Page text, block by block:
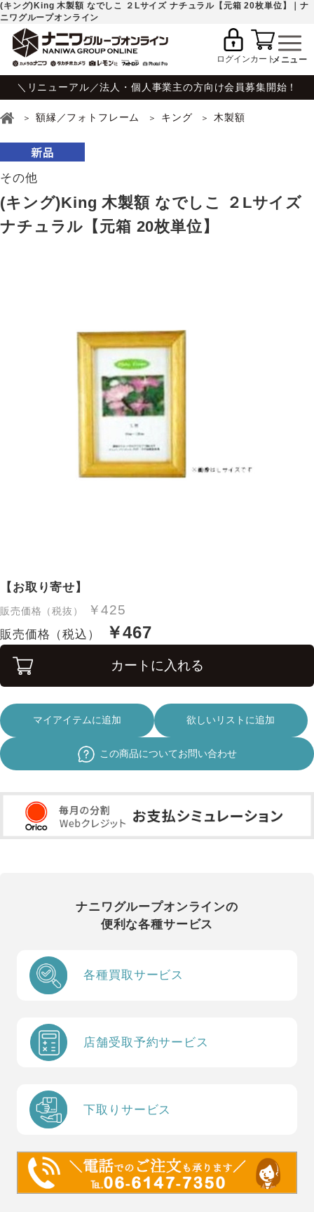
(キング)King 木製額 なでしこ ２Lサイズ ナチュラル【元箱 20枚単位】｜ナ
ニワグループオンライン
ログインカート
＼リニューアル／法人・個人事業主の方向け会員募集開始！
額縁／フォトフレーム キング 木製額
その他
(キング)King 木製額 なでしこ ２Lサイズ
ナチュラル【元箱 20枚単位】
【お取り寄せ】
販売価格（税抜） ￥425
販売価格（税込） ￥467
カートに入れる
マイアイテムに追加 欲しいリストに追加
この商品についてお問い合わせ
ナニワグループオンラインの
便利な各種サービス
各種買取サービス
店舗受取予約サービス
下取りサービス